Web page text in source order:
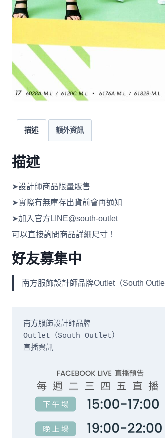
描述 額外資訊
描述
➤設計師商品限量販售
➤實際有無庫存出貨前會再通知
➤加入官方LINE@south-outlet
可以直接詢問商品詳細尺寸！
好友募集中
南方服飾設計師品牌Outlet（South
南方服飾設計師品牌
Outlet（South Outlet）
直播資訊